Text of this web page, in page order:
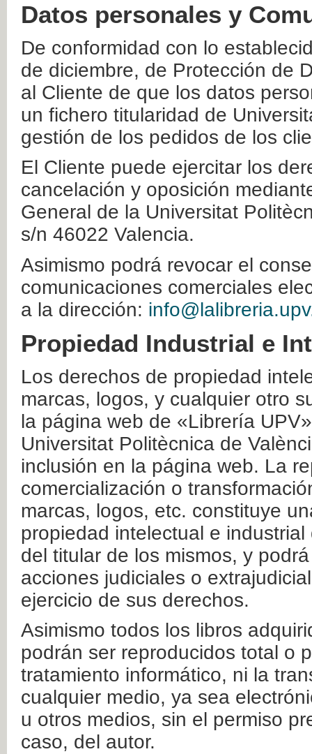
Datos personales y
De conformidad con lo
de diciembre, de Protección de
al Cliente de que los datos
un fichero titularidad de
gestión de los pedidos de los
El Cliente puede ejercitar los
cancelación y oposición
General de la Universitat
s/n 46022 Valencia.
Asimismo podrá revocar el
comunicaciones comerciales
a la dirección:
Propiedad Industrial e
Los derechos de propiedad
marcas, logos, y cualquier otro
la página web de «Librería
Universitat Politècnica de
inclusión en la página web. La
comercialización o
marcas, logos, etc. constituye
propiedad intelectual e
del titular de los mismos, y
acciones judiciales o
ejercicio de sus derechos.
Asimismo todos los libros
podrán ser reproducidos total o
tratamiento informático, ni la
cualquier medio, ya sea
u otros medios, sin el permiso
caso, del autor.